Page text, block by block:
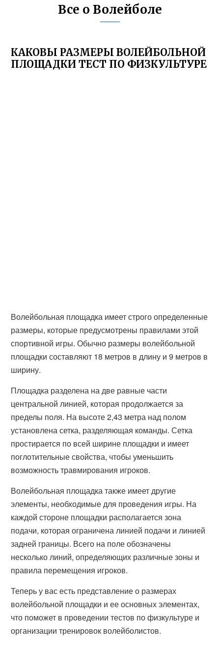
Все о Волейболе
КАКОВЫ РАЗМЕРЫ ВОЛЕЙБОЛЬНОЙ
ПЛОЩАДКИ ТЕСТ ПО ФИЗКУЛЬТУРЕ
Волейбольная площадка имеет строго определенные
размеры, которые предусмотрены правилами этой
спортивной игры. Обычно размеры волейбольной
площадки составляют 18 метров в длину и 9 метров в
ширину.
Площадка разделена на две равные части
центральной линией, которая продолжается за
пределы поля. На высоте 2,43 метра над полом
установлена сетка, разделяющая команды. Сетка
простирается по всей ширине площадки и имеет
поглотительные свойства, чтобы уменьшить
возможность травмирования игроков.
Волейбольная площадка также имеет другие
элементы, необходимые для проведения игры. На
каждой стороне площадки располагается зона
подачи, которая ограничена линией подачи и линией
задней границы. Всего на поле обозначены
несколько линий, определяющих различные зоны и
правила перемещения игроков.
Теперь у вас есть представление о размерах
волейбольной площадки и ее основных элементах,
что поможет в проведении тестов по физкультуре и
организации тренировок волейболистов.